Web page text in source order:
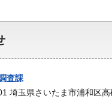
査課
埼玉県さいたま市浦和区高